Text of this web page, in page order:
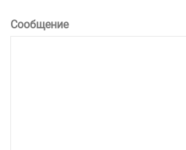
Сообщение